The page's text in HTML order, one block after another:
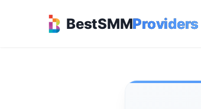
BestSMMProviders